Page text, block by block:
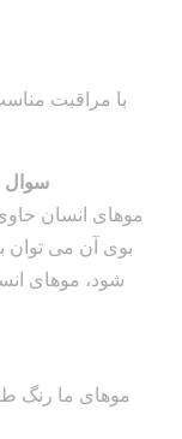
با مراقبت
سوال
موهای انسان
بوی آن می
شود، موهای
موهای ما رنگ